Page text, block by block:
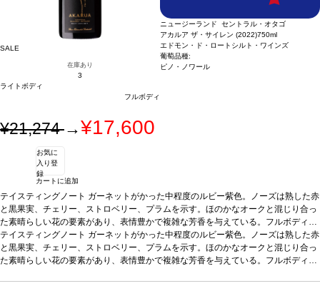
SALE
在庫あり
3
ライトボディ
フルボディ
ニュージーランド セントラル・オタゴ
アカルア ザ・サイレン (2022)750ml
エドモン・ド・ロートシルト・ワインズ
葡萄品種:
ピノ・ノワール
¥21,274→¥17,600
お気に
入り登
録
カートに追加
テイスティングノート ガーネットがかった中程度のルビー紫色。ノーズは熟した赤
と黒果実、チェリー、ストロベリー、プラムを示す。ほのかなオークと混じり合っ
た素晴らしい花の要素があり、表情豊かで複雑な芳香を与えている。フルボディ
で、甘く熟したベリー類、スミレ、キノコ、トーストしたオークを伴う。味わいは
非常に長く複雑で、果実味と酸味のバランスが素晴らしい。見事な凝縮感を持ち、
滑らかで上質なタンニンをたっぷりと感じ、プラムを含む長い余韻が続く。合う料
テイスティングノート ガーネットがかった中程度のルビー紫色。ノーズは熟した赤
と黒果実、チェリー、ストロベリー、プラムを示す。ほのかなオークと混じり合っ
た素晴らしい花の要素があり、表情豊かで複雑な芳香を与えている。フルボディ